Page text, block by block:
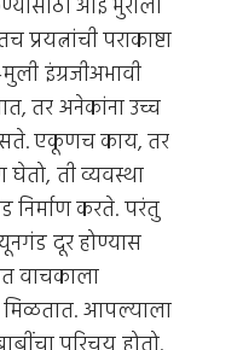
आई भुराला
पराकाष्टा
इंग्रजीअभावी
तर अनेकांना उच्च
एकूणच काय, तर
ती व्यवस्था
निर्माण करते. परंतु
दूर होण्यास
वाचकाला
मिळतात. आपल्याला